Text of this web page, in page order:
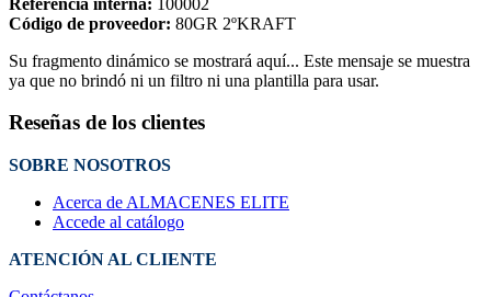
Código de proveedor: 80GR 2ºKRAFT
Su fragmento dinámico se mostrará aquí... Este mensaje se muestra
ya que no brindó ni un filtro ni una plantilla para usar.
Reseñas de los clientes
SOBRE NOSOTROS
Acerca de ALMACENES ELITE
Accede al catálogo
ATENCIÓN AL CLIENTE